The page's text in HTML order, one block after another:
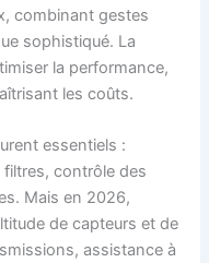
combinant gestes
sophistiqué. La
la performance,
les coûts.
essentiels :
filtres, contrôle des
Mais en 2026,
de capteurs et de
assistance à